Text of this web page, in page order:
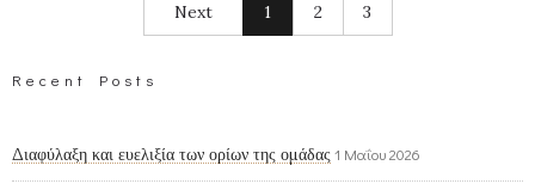
Next 1 2 3
Recent Posts
Διαφύλαξη και ευελιξία των ορίων της ομάδας 1 Μαΐου 2026